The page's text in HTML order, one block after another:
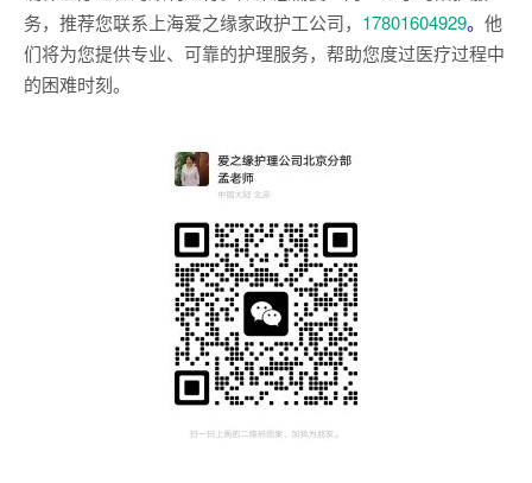
务，推荐您联系上海爱之缘家政护工公司， 17801604929。 他
们将为您提供专业、可靠的护理服务，帮助您度过医疗过程中
的困难时刻。